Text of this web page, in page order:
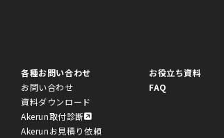
お問い合わせ
資料ダウンロード
Akerun取付診断
Akerunお見積り依頼
各種お問い合わせ
お役立ち資料
FAQ